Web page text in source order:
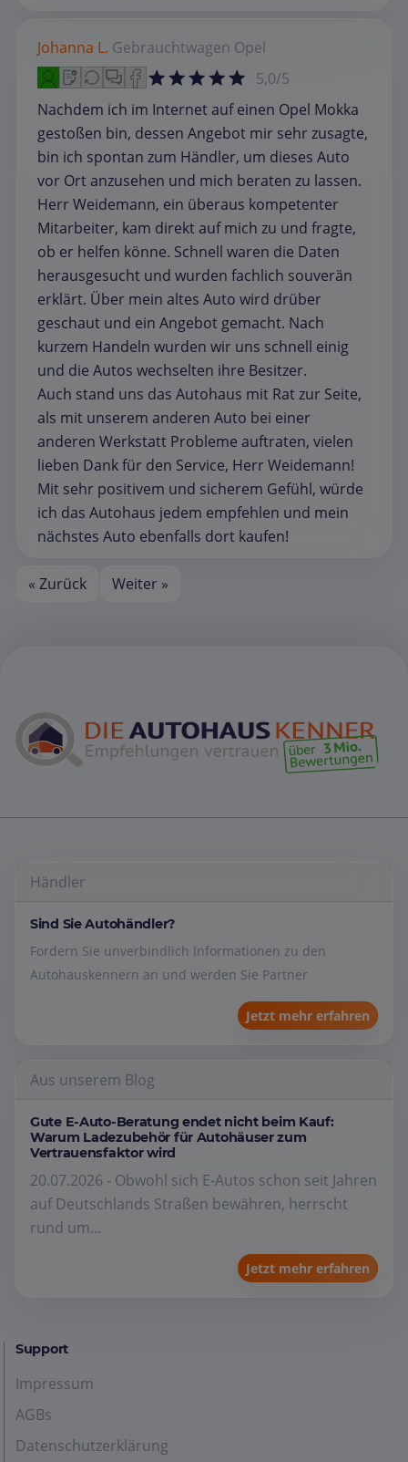
Johanna L. Gebrauchtwagen Opel
5,0/5
Nachdem ich im Internet auf einen Opel Mokka
gestoßen bin, dessen Angebot mir sehr zusagte,
bin ich spontan zum Händler, um dieses Auto
vor Ort anzusehen und mich beraten zu lassen.
Herr Weidemann, ein überaus kompetenter
Mitarbeiter, kam direkt auf mich zu und fragte,
ob er helfen könne. Schnell waren die Daten
herausgesucht und wurden fachlich souverän
erklärt. Über mein altes Auto wird drüber
geschaut und ein Angebot gemacht. Nach
kurzem Handeln wurden wir uns schnell einig
und die Autos wechselten ihre Besitzer.
Auch stand uns das Autohaus mit Rat zur Seite,
als mit unserem anderen Auto bei einer
anderen Werkstatt Probleme auftraten, vielen
lieben Dank für den Service, Herr Weidemann!
Mit sehr positivem und sicherem Gefühl, würde
ich das Autohaus jedem empfehlen und mein
nächstes Auto ebenfalls dort kaufen!
« Zurück Weiter »
Händler
Sind Sie Autohändler?
Fordern Sie unverbindlich Informationen zu den
Autohauskennern an und werden Sie Partner
Jetzt mehr erfahren
Aus unserem Blog
Gute E-Auto-Beratung endet nicht beim Kauf:
Warum Ladezubehör für Autohäuser zum
Vertrauensfaktor wird
20.07.2026 - Obwohl sich E-Autos schon seit Jahren
auf Deutschlands Straßen bewähren, herrscht
rund um...
Jetzt mehr erfahren
Support
Impressum
AGBs
Datenschutzerklärung